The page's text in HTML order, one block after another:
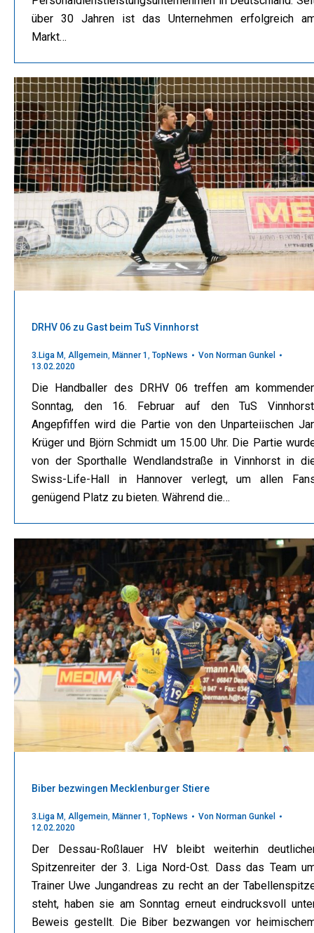
über 30 Jahren ist das Unternehmen erfolgreich
Markt…
DRHV 06 zu Gast beim TuS Vinnhorst
3.Liga M, Allgemein, Männer 1 , TopNews Von Norman Gunkel
13.02.2020
Die Handballer des DRHV 06 treffen am
Sonntag, den 16. Februar auf den TuS
Angepfiffen wird die Partie von den Unparteiischen
Krüger und Björn Schmidt um 15.00 Uhr. Die Partie
von der Sporthalle Wendlandstraße in Vinnhorst in
Swiss-Life-Hall in Hannover verlegt, um allen
genügend Platz zu bieten. Während die…
Biber bezwingen Mecklenburger Stiere
3.Liga M, Allgemein, Männer 1 , TopNews Von Norman Gunkel
12.02.2020
Der Dessau-Roßlauer HV bleibt weiterhin
Spitzenreiter der 3. Liga Nord-Ost. Dass das Team
Trainer Uwe Jungandreas zu recht an der
steht, haben sie am Sonntag erneut eindrucksvoll
Beweis gestellt. Die Biber bezwangen vor